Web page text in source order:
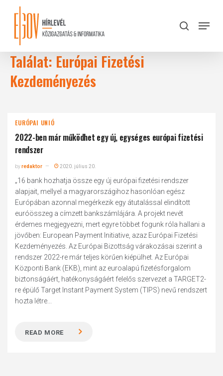
content
search
Menu
Találat: Európai Fizetési
Kezdeményezés
EURÓPAI UNIÓ
2022-ben már működhet egy új, egységes európai fizetési
rendszer
byredaktor 2020. július 20.
„16 bank hozhatja össze egy új európai fizetési rendszer
alapjait, mellyel a magyarországihoz hasonlóan egész
Európában azonnal megérkezik egy átutalással elindított
euróösszeg a címzett bankszámlájára. A projekt nevét
érdemes megjegyezni, mert egyre többet fogunk róla hallani a
jövőben: European Payment Initiative, azaz Európai Fizetési
Kezdeményezés. Az Európai Bizottság várakozásai szerint a
rendszer 2022-re már teljes körűen kiépülhet. Az Európai
Központi Bank (EKB), mint az euroalapú fizetésforgalom
biztonságáért, hatékonyságáért felelős szervezet a TARGET2-
re épülő Target Instant Payment System (TIPS) nevű rendszert
hozta létre...
READ MORE
Close